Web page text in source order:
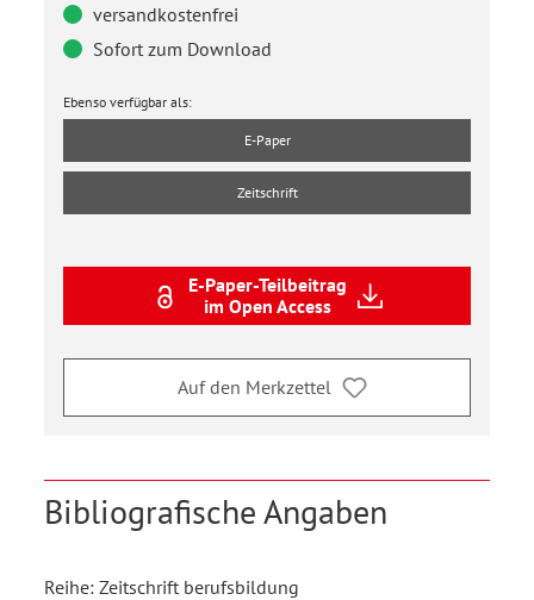
versandkostenfrei
Sofort zum Download
Ebenso verfügbar als:
E-Paper
Zeitschrift
E-Paper-Teilbeitrag
im Open Access
Auf den Merkzettel
Bibliografische Angaben
Reihe: Zeitschrift berufsbildung